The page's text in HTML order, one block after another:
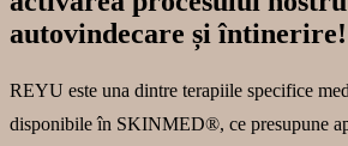
autovindecare și întinerire!
REYU este una dintre terapiile specifice
disponibile în SKINMED®, ce presupune